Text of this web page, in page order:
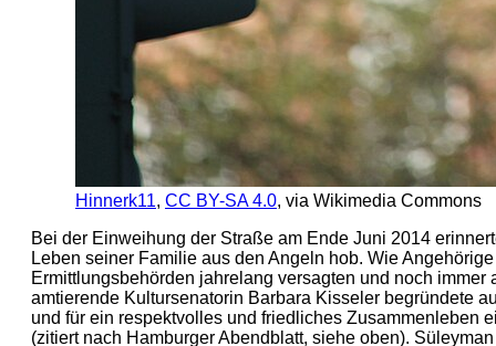
Hinnerk11, CC BY-SA 4.0, via Wikimedia Commons
Bei der Einweihung der Straße am Ende Juni 2014
Leben seiner Familie aus den Angeln hob. Wie
Ermittlungsbehörden jahrelang versagten und noch
amtierende Kultursenatorin Barbara Kisseler begründete
und für ein respektvolles und friedliches Zusammenleben
(zitiert nach Hamburger Abendblatt, siehe oben).